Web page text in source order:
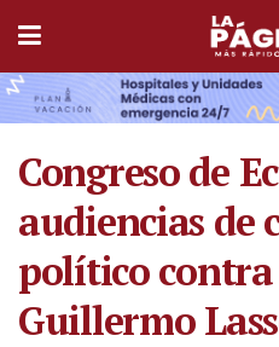
Congreso de
audiencias de
político
Guillermo